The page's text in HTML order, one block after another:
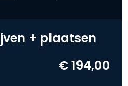
+ plaatsen
€ 194,00